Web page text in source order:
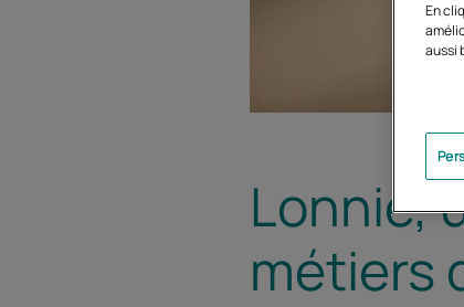
Lonnie,
métiers
En
aussi